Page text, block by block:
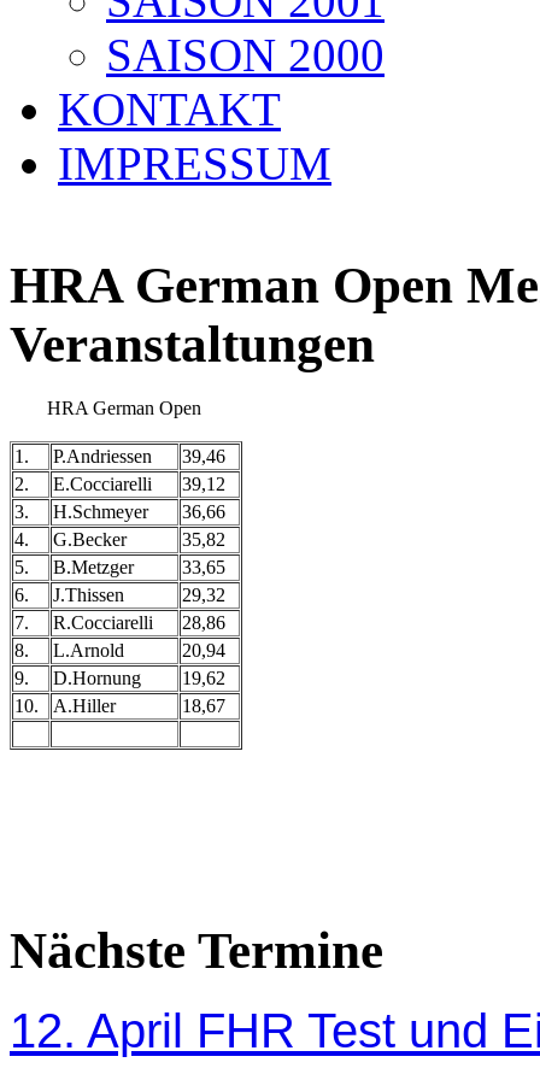
SAISON 2000
KONTAKT
IMPRESSUM
HRA German Open
Veranstaltungen
HRA German Open
1. P.Andriessen
39,46
2.
E.Cocciarelli
39,12
3.
H.Schmeyer
36,66
4.
G.Becker
35,82
5.
B.Metzger
33,65
6.
J.Thissen
29,32
7.
R.Cocciarelli
28,86
8.
L.Arnold
20,94
9.
D.Hornung
19,62
10.
A.Hiller 18,67
Nächste Termine
12. April FHR Test und